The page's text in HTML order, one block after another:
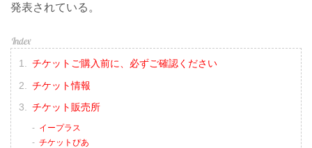
発表されている。
チケットご購入前に、必ずご確認ください
チケット情報
チケット販売所
イープラス
チケットぴあ